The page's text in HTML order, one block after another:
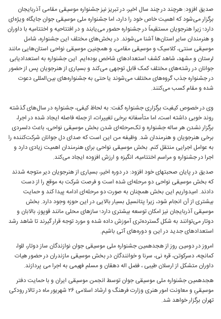
صدیق افزود: هرچند در چند سال اخیر، در تبریز نیز جشنواره موسیقی مقامی آذربایجان
برگزار می‌شود که اهمیت خاص خود را دارد، اما جشنواره ملی موسیقی جوان جایگاه ویژه‌ای
دارد؛ زیرا هنرجویان مستقیماً در جشنواره حضور می‌یابند و در افتتاحیه و اختتامیه با داوران
و هنرمندان سایر استان‌ها آشنا می‌شوند. در بخش‌های مختلف این جشنواره، شامل
موسیقی سنتی، کلاسیک و موسیقی مقامی، و همچنین موسیقی نواحی استان‌هایی مانند
لرستان و مشهد، شاهد کشف استعدادهای شاخص بوده‌ایم. این جشنواره به استعدادیابی
جوانان در رشته‌های مختلف کمک قابل توجهی می‌کند و بسیاری از هنرجویان پس از حضور
در جشنواره جذب گروه‌های مختلف می‌شوند یا حتی به جشنواره‌های بین‌المللی دعوت
شده و مقام کسب می‌کنند.
وی در خصوص کیفیت برگزاری جشنواره گفت: به لحاظ کیفی، جشنواره در سال‌های گذشته
روند خوبی داشته است، اما متأسفانه برخی تغییرات، از جمله فاصله ایجاد شده در اجرا،
برگزار نشدن هر ساله جشنواره و تک‌مرحله‌ای شدن بخش موسیقی نواحی، باعث دلسردی
برخی هنرجویان و هنرمندان شد. وظیفه من این است که صدای دل جوانان شرکت‌کننده را
به عوامل اجرایی منتقل کنم. بخش موسیقی نواحی برای هنرمندان اهمیت زیادی دارد و
اجرا در جشنواره و مراسم اختتامیه، انگیزه و ارزش افزوده ایجاد می‌کند.
صدیق در پایان صحبتهای خود افزود: در دوره اخیر، بسیاری از هنرجویان دیر متوجه شدند
که بخش موسیقی نواحی دو مرحله‌ای شده است و فرصت شرکت به موقع را از دست
دادند. امیدواریم این بخش همچنان به صورت دو مرحله‌ای ادامه پیدا کند و حمایت
بیشتری از آن انجام شود، زیرا پتانسیل بسیار بالایی در این حوزه وجود دارد. بخش
موسیقی آذربایجان نیز امکان توسعه بیشتری دارد؛ سازهای محلی مانند قوپوز، بالابان و
دوتار می‌توانند به شکل گسترده‌تری آموزش داده شده و مورد توجه قرار گیرند تا شاهد رشد
استعدادهای جدید در این و دوره‌های آتی باشیم.
امروز در دومین روز از هجدهمین جشنواره ملی موسیقی جوان نوازندگان ساز دوتار، للوا،
کمانچه، دسرکوتن، قره نی، سرنا و خوانندگان در بخش موسیقی مازندران در حضور هیات
داوران متشکل از ارسلان طیبی ، فضل اله دهقان و مسلم فهیمی به اجرا می پردازند.
هجدهمین جشنواره ملی موسیقی جوان توسط انجمن موسیقی ایران و با حمایت دفتر
موسیقیِ و معاونت امور هنری وزارت فرهنگ و ارشاد اسلامی ۲۶ شهریور ماه در تالار رودکی
تهران برگزار خواهد شد.